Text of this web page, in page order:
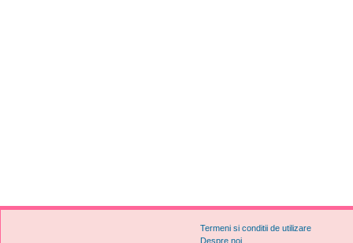
Termeni si conditii de utilizare
Despre noi